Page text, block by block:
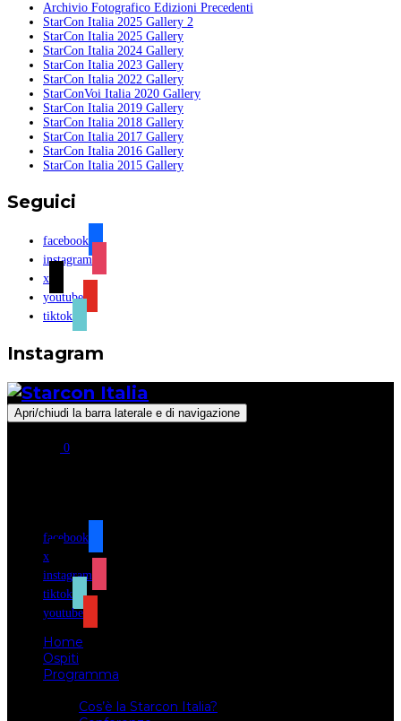
Archivio Fotografico Edizioni Precedenti
StarCon Italia 2025 Gallery 2
StarCon Italia 2025 Gallery
StarCon Italia 2024 Gallery
StarCon Italia 2023 Gallery
StarCon Italia 2022 Gallery
StarConVoi Italia 2020 Gallery
StarCon Italia 2019 Gallery
StarCon Italia 2018 Gallery
StarCon Italia 2017 Gallery
StarCon Italia 2016 Gallery
StarCon Italia 2015 Gallery
Seguici
facebook
instagram
x
youtube
tiktok
Instagram
Apri/chiudi la barra laterale e di navigazione
0
facebook
x
instagram
tiktok
youtube
Home
Ospiti
Programma
Cos’è la Starcon Italia?